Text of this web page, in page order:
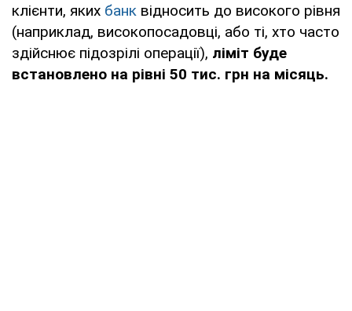
клієнти, яких банк відносить до високого рівня
(наприклад, високопосадовці, або ті, хто часто
здійснює підозрілі операції), ліміт буде
встановлено на рівні 50 тис. грн на місяць.